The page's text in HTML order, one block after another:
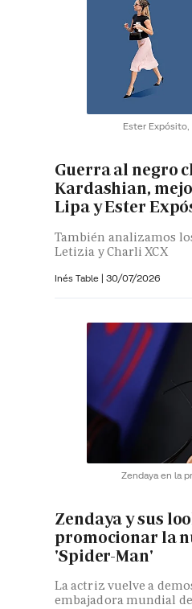
Ester Expósito,
Guerra al negro
Kardashian,
Lipa y Ester
También analizamos
Letizia y Charli XCX
Inés Table | 30/07/2026
Zendaya en la
Zendaya y sus
promocionar la
'Spider-Man'
La actriz vuelve a
embajadora mundial